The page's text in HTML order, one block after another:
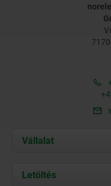
+43
Vállalat
Rólunk
Letöltés